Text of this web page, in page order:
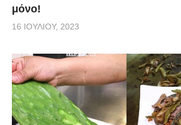
μόνο!
16 ΙΟΥΛΊΟΥ, 2023